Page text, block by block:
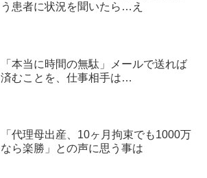
う患者に状況を聞いたら…え
「本当に時間の無駄」メールで送れば
済むことを、仕事相手は…
「代理母出産、10ヶ月拘束でも1000万
なら楽勝」との声に思う事は